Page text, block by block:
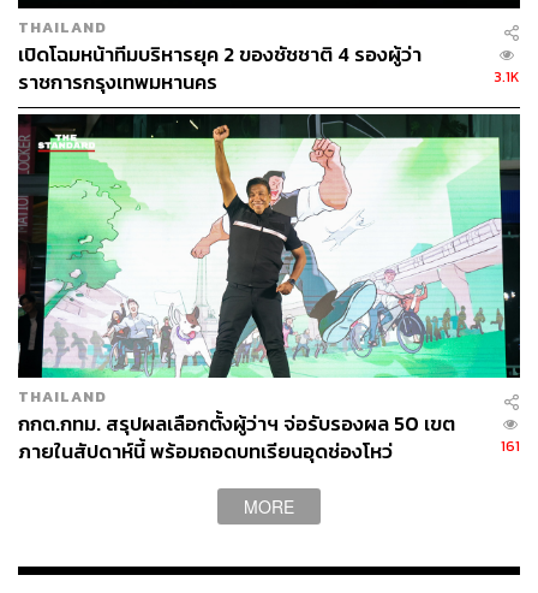
THAILAND
เปิดโฉมหน้าทีมบริหารยุค 2 ของชัชชาติ 4 รองผู้ว่า
ราชการกรุงเทพมหานคร
3.1K
THAILAND
กกต.กทม. สรุปผลเลือกตั้งผู้ว่าฯ จ่อรับรองผล 50 เขต
ภายในสัปดาห์นี้ พร้อมถอดบทเรียนอุดช่องโหว่
161
MORE